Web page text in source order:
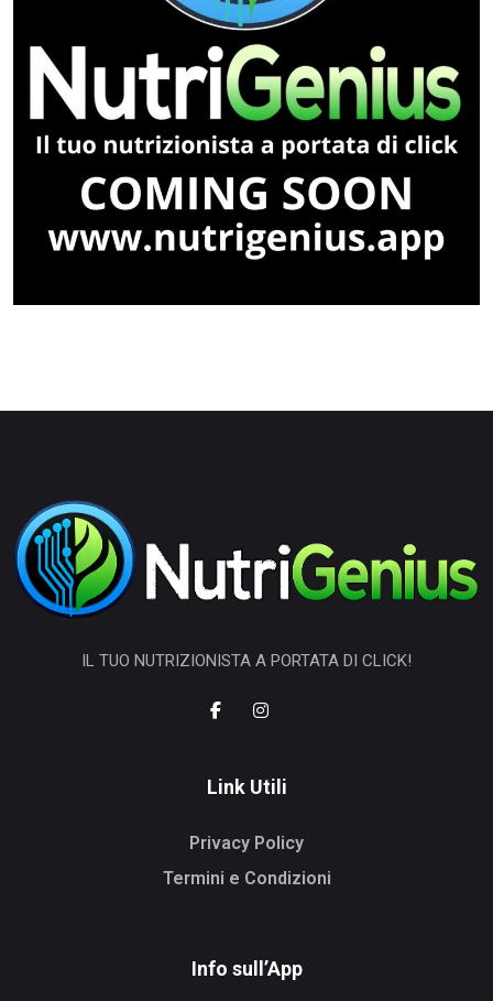
IL TUO NUTRIZIONISTA A PORTATA DI CLICK!
Link Utili
Privacy Policy
Termini e Condizioni
Info sull’App